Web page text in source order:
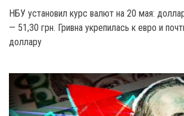
НБУ установил курс валют на 20 мая:
— 51,30 грн. Гривна укрепилась к евро и
доллару